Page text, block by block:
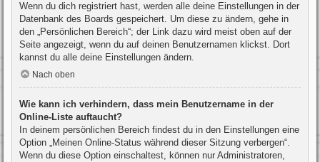
Wenn du dich registriert hast, werden alle deine Einstellungen in der
Datenbank des Boards gespeichert. Um diese zu ändern, gehe in
den „Persönlichen Bereich“; der Link dazu wird meist oben auf der
Seite angezeigt, wenn du auf deinen Benutzernamen klickst. Dort
kannst du alle deine Einstellungen ändern.
Nach oben
Wie kann ich verhindern, dass mein Benutzername in der
Online-Liste auftaucht?
In deinem persönlichen Bereich findest du in den Einstellungen eine
Option „Meinen Online-Status während dieser Sitzung verbergen“.
Wenn du diese Option einschaltest, können nur Administratoren,